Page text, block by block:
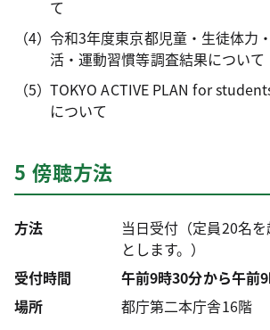
て
令和3年度東京都児童・生徒体力
活・運動習慣等調査結果について
TOKYO ACTIVE PLAN for
について
5 傍聴方法
方法
当日受付（定員20名
とします。）
受付時間
午前9時30分から午前
場所
都庁第二本庁舎16階